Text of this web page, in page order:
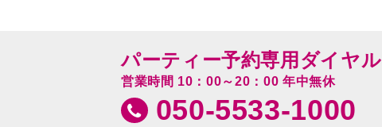
パーティー予約専用ダイヤル
営業時間 10：00～20：00 年中無休
050-5533-1000